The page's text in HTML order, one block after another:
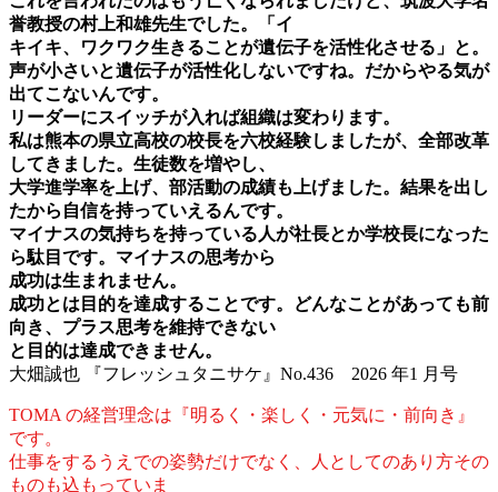
誉教授の村上和雄先生でした。「イ
キイキ、ワクワク生きることが遺伝子を活性化させる」と。
声が小さいと遺伝子が活性化しないですね。だからやる気が
出てこないんです。
リーダーにスイッチが入れば組織は変わります。
私は熊本の県立高校の校長を六校経験しましたが、全部改革
してきました。生徒数を増やし、
大学進学率を上げ、部活動の成績も上げました。結果を出し
たから自信を持っていえるんです。
マイナスの気持ちを持っている人が社長とか学校長になった
ら駄目です。マイナスの思考から
成功は生まれません。
成功とは目的を達成することです。どんなことがあっても前
向き、プラス思考を維持できない
と目的は達成できません。
大畑誠也 『フレッシュタニサケ』No.436 2026 年1 月号
TOMA の経営理念は『明るく・楽しく・元気に・前向き』
です。
仕事をするうえでの姿勢だけでなく、人としてのあり方その
ものも込もっていま